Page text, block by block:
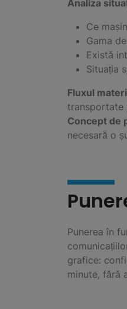
Analiza
Ce
Gama
Există
Situația
Fluxul
transportate
Concept de
necesară o
Punerea în
grafice:
minute, fără